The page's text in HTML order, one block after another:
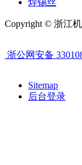
焊锡丝
Copyright © 浙江
浙公网安备
Sitemap
后台登录